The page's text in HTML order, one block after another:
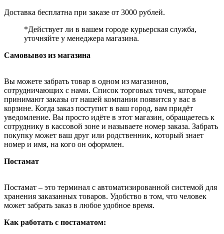
Доставка бесплатна при заказе от 3000 рублей.
*Действует ли в вашем городе курьерская служба,
уточняйте у менеджера магазина.
Самовывоз из магазина
Вы можете забрать товар в одном из магазинов,
сотрудничающих с нами. Список торговых точек, которые
принимают заказы от нашей компании появится у вас в
корзине. Когда заказ поступит в ваш город, вам придёт
уведомление. Вы просто идёте в этот магазин, обращаетесь к
сотруднику в кассовой зоне и называете номер заказа. Забрать
покупку может ваш друг или родственник, который знает
номер и имя, на кого он оформлен.
Постамат
Постамат – это терминал с автоматизированной системой для
хранения заказанных товаров. Удобство в том, что человек
может забрать заказ в любое удобное время.
Как работать с постаматом: